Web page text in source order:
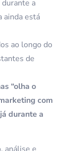
durante a
ainda está
ao longo do
de
“olha o
com
durante a